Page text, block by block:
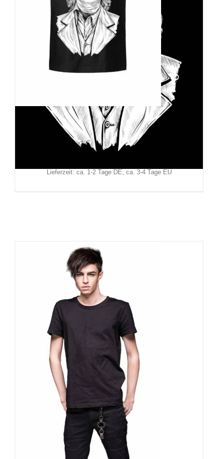
Hysteria Ink T-Shirt Joker Two
29,90€
Inkl. MwSt.
Lieferzeit: ca. 1-2 Tage DE, ca. 3-4 Tage EU